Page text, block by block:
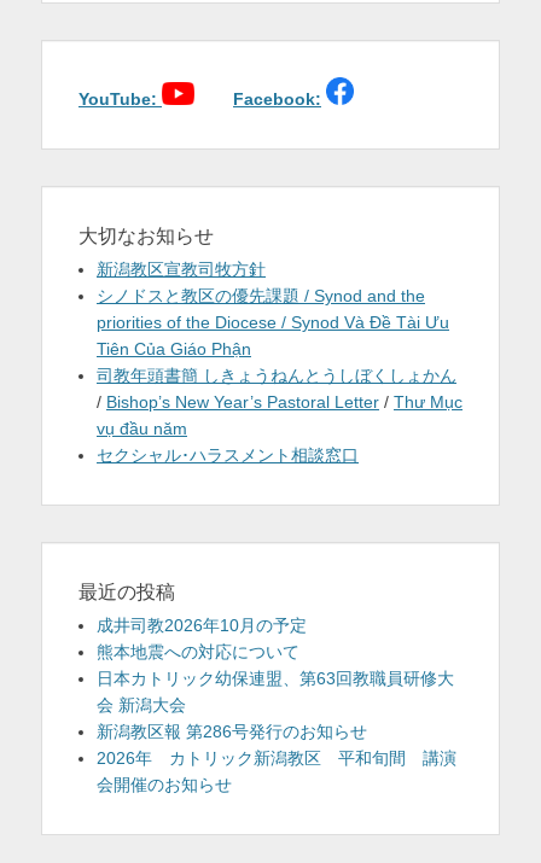
YouTube: Facebook:
大切なお知らせ
新潟教区宣教司牧方針
シノドスと教区の優先課題 / Synod and the
priorities of the Diocese / Synod Và Đề Tài Ưu
Tiên Của Giáo Phận
司教年頭書簡 しきょうねんとうしぼくしょかん
/ Bishop’s New Year’s Pastoral Letter / Thư Mục
vụ đầu năm
セクシャル･ハラスメント相談窓口
最近の投稿
成井司教2026年10月の予定
熊本地震への対応について
日本カトリック幼保連盟、第63回教職員研修大
会 新潟大会
新潟教区報 第286号発行のお知らせ
2026年 カトリック新潟教区 平和旬間 講演
会開催のお知らせ